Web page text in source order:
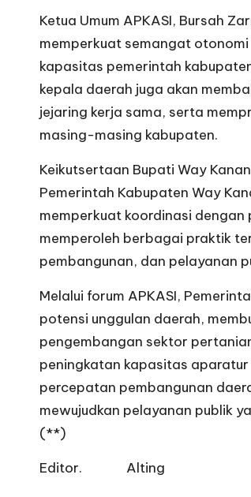
Ketua Umum APKASI, Bursah
memperkuat semangat
kapasitas pemerintah
kepala daerah juga akan
jejaring kerja sama, serta
masing-masing kabupaten.
Keikutsertaan Bupati Way
Pemerintah Kabupaten Way
memperkuat koordinasi
memperoleh berbagai praktik
pembangunan, dan pelayanan
Melalui forum APKASI,
potensi unggulan daerah,
pengembangan sektor
peningkatan kapasitas
percepatan pembangunan
mewujudkan pelayanan publik
(**)
Editor. Alting